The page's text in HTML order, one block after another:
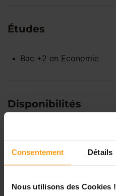
Consentement Détails
Nous utilisons des Cookies !
Études
Bac +2 en Economie
Disponibilités
Lundi